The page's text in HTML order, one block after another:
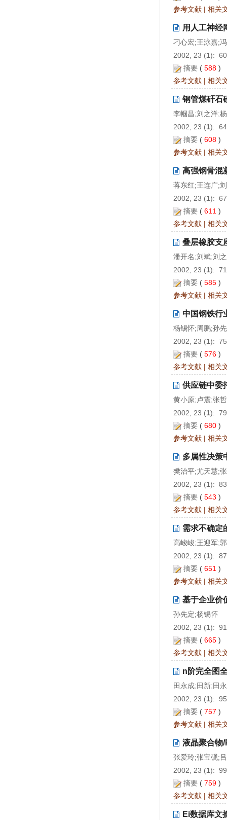
参考文献 | 相关
用人工神经
刁心宏;王泳嘉;
2002, 23 (1):
摘要 ( 588 )
参考文献 | 相关
钢管煤矸石
李帼昌;刘之洋;
2002, 23 (1):
摘要 ( 608 )
参考文献 | 相关
高强钢骨混
蒋东红;王连广;
2002, 23 (1):
摘要 ( 611 )
参考文献 | 相关
叠层橡胶支
潘开名;刘斌;刘
2002, 23 (1):
摘要 ( 585 )
参考文献 | 相关
中国钢铁行
杨锡怀;周鹏;孙
2002, 23 (1):
摘要 ( 576 )
参考文献 | 相关
供应链中委
黄小原;卢震;张哲
2002, 23 (1):
摘要 ( 680 )
参考文献 | 相关
多属性决策
樊治平;尤天慧;
2002, 23 (1):
摘要 ( 543 )
参考文献 | 相关
需求不确定
高峻峻;王迎军;
2002, 23 (1):
摘要 ( 651 )
参考文献 | 相关
基于企业价
孙先定;杨锡怀
2002, 23 (1):
摘要 ( 665 )
参考文献 | 相关
n阶完全图
田永成;田新;田
2002, 23 (1):
摘要 ( 757 )
参考文献 | 相关
液晶聚合物
张爱玲;张宝砚;
2002, 23 (1):
摘要 ( 759 )
参考文献 | 相关
Ei数据库文